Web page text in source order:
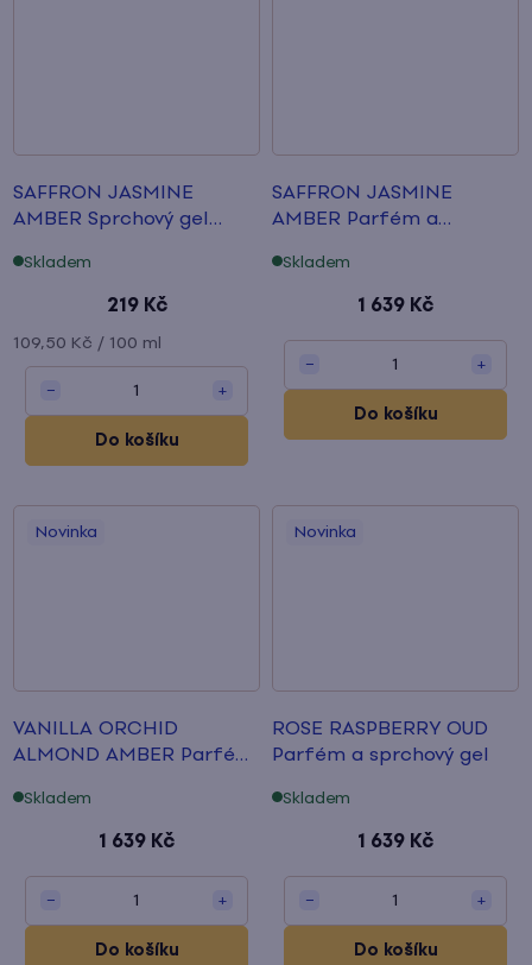
SAFFRON JASMINE
AMBER Sprchový gel
Skladem
219 Kč
Měrná
cena:
109,50 Kč / 100 ml
− 1 +
Do košíku
SAFFRON JASMINE
AMBER Parfém a
Skladem
1 639 Kč
− 1 +
Do košíku
Novinka
VANILLA ORCHID
ALMOND AMBER Parfém
Skladem
1 639 Kč
− 1 +
Do košíku
Novinka
ROSE RASPBERRY OUD
Parfém a sprchový gel
Skladem
1 639 Kč
− 1 +
Do košíku